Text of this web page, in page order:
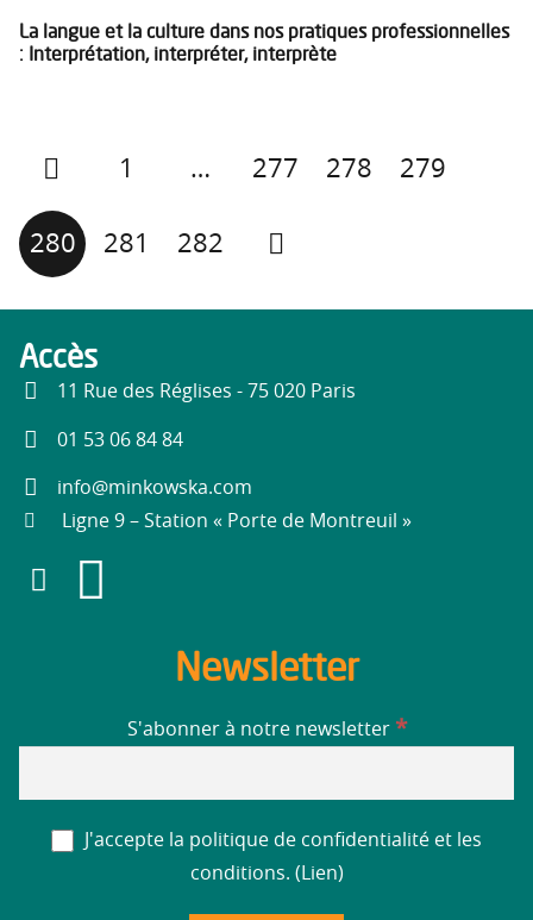
La langue et la culture dans nos pratiques professionnelles
: Interprétation, interpréter, interprète
1 … 277 278 279
280 281 282
Accès
11 Rue des Réglises - 75 020 Paris
01 53 06 84 84
info@minkowska.com
Ligne 9 – Station « Porte de Montreuil »
Newsletter
S'abonner à notre newsletter *
J'accepte la politique de confidentialité et les
conditions. ( Lien)